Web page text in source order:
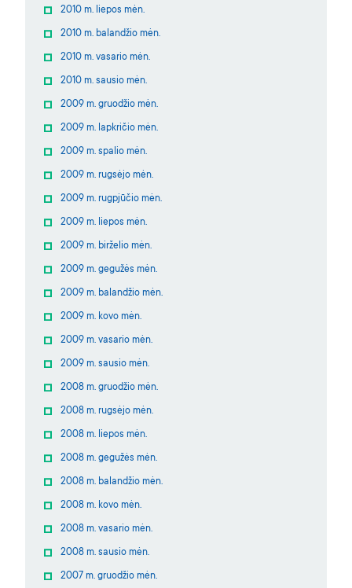
2010 m. liepos mėn.
2010 m. balandžio mėn.
2010 m. vasario mėn.
2010 m. sausio mėn.
2009 m. gruodžio mėn.
2009 m. lapkričio mėn.
2009 m. spalio mėn.
2009 m. rugsėjo mėn.
2009 m. rugpjūčio mėn.
2009 m. liepos mėn.
2009 m. birželio mėn.
2009 m. gegužės mėn.
2009 m. balandžio mėn.
2009 m. kovo mėn.
2009 m. vasario mėn.
2009 m. sausio mėn.
2008 m. gruodžio mėn.
2008 m. rugsėjo mėn.
2008 m. liepos mėn.
2008 m. gegužės mėn.
2008 m. balandžio mėn.
2008 m. kovo mėn.
2008 m. vasario mėn.
2008 m. sausio mėn.
2007 m. gruodžio mėn.